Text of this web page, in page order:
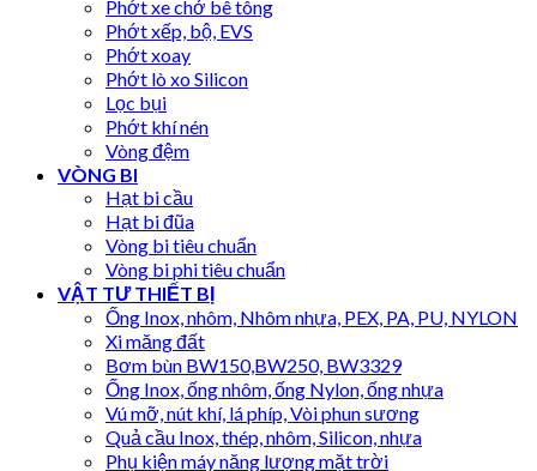
Phớt xe chở bê tông
Phớt xếp, bộ, EVS
Phớt xoay
Phớt lò xo Silicon
Lọc bụi
Phớt khí nén
Vòng đệm
VÒNG BI
Hạt bi cầu
Hạt bi đũa
Vòng bi tiêu chuẩn
Vòng bi phi tiêu chuẩn
VẬT TƯ THIẾT BỊ
Ống Inox, nhôm, Nhôm nhựa, PEX, PA, PU, NYLON
Xi măng đất
Bơm bùn BW150,BW250, BW3329
Ống Inox, ống nhôm, ống Nylon, ống nhựa
Vú mỡ, nút khí, lá phíp, Vòi phun sương
Quả cầu Inox, thép, nhôm, Silicon, nhựa
Phụ kiện máy năng lượng mặt trời